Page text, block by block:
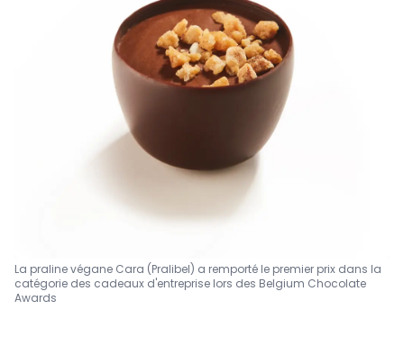
La praline végane Cara (Pralibel) a remporté le premier prix dans la
catégorie des cadeaux d'entreprise lors des Belgium Chocolate
Awards